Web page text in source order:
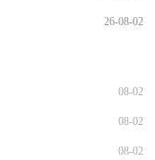
26-08-02
08-02
08-02
08-02